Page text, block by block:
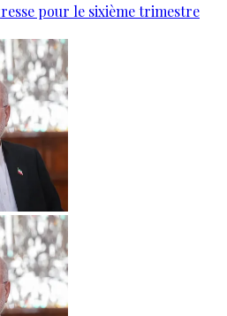
pour le sixième trimestre